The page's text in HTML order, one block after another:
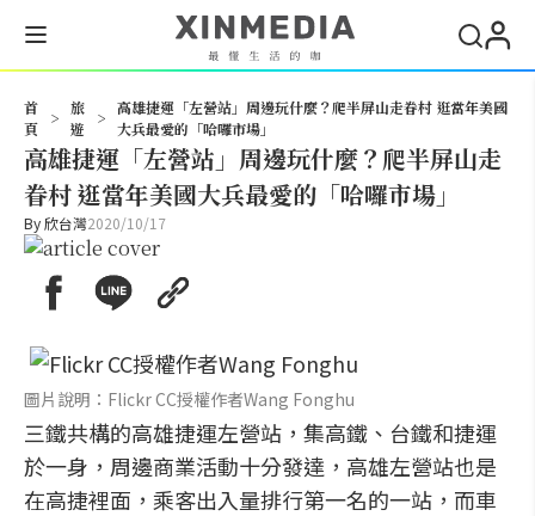
首
頁
>
旅
遊
>
高雄捷運「左營站」周邊玩什麼？爬半屏山走眷村 逛當年美國
大兵最愛的「哈囉市場」
高雄捷運「左營站」周邊玩什麼？爬半屏山走
眷村 逛當年美國大兵最愛的「哈囉市場」
By欣台灣2020/10/17
圖片說明：Flickr CC授權作者Wang Fonghu
三鐵共構的高雄捷運左營站，集高鐵、台鐵和捷運
於一身，周邊商業活動十分發達，高雄左營站也是
在高捷裡面，乘客出入量排行第一名的一站，而車